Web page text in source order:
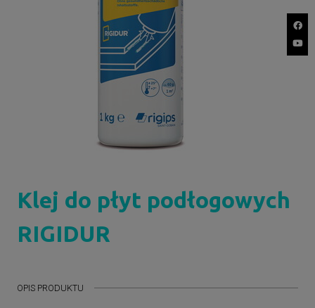
Klej do płyt podłogowych
RIGIDUR
OPIS PRODUKTU